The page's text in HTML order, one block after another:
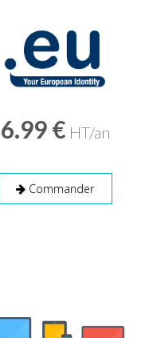
6.99 € HT/an
Commander